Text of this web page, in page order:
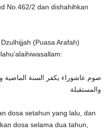
No.462/2 dan dishahihkan
(Puasa Arafah)
صوم عاشوراء يكفر السنة الماضية
والمستقبلة
dosa setahun yang lalu, dan
dosa selama dua tahun,